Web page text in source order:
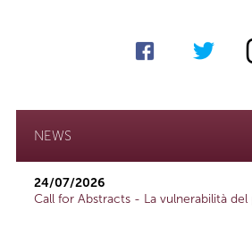
NEWS
24/07/2026
Call for Abstracts - La vulnerabilità